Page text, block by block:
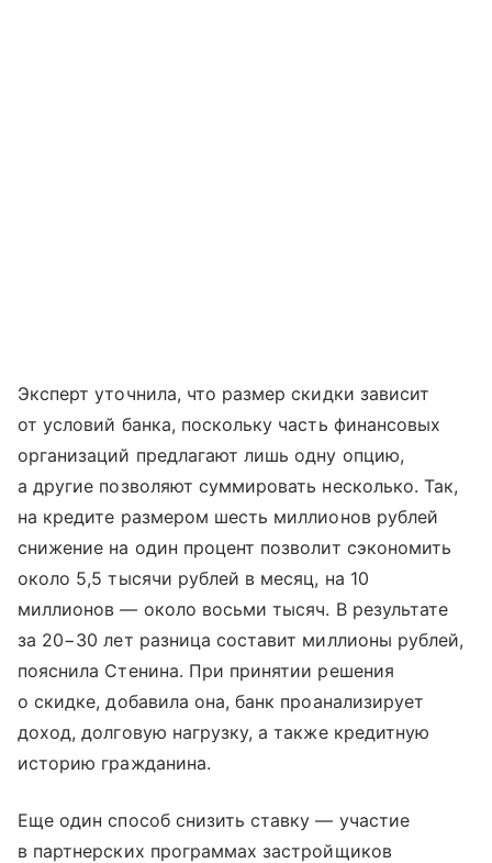
Эксперт уточнила, что размер скидки зависит
от условий банка, поскольку часть финансовых
организаций предлагают лишь одну опцию,
а другие позволяют суммировать несколько. Так,
на кредите размером шесть миллионов рублей
снижение на один процент позволит сэкономить
около 5,5 тысячи рублей в месяц, на 10
миллионов — около восьми тысяч. В результате
за 20−30 лет разница составит миллионы рублей,
пояснила Стенина. При принятии решения
о скидке, добавила она, банк проанализирует
доход, долговую нагрузку, а также кредитную
историю гражданина.
Еще один способ снизить ставку — участие
в партнерских программах застройщиков